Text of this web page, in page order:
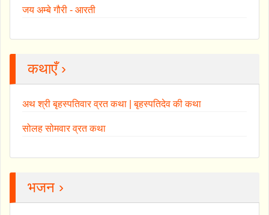
जय अम्बे गौरी - आरती
कथाएँ ›
अथ श्री बृहस्पतिवार व्रत कथा | बृहस्पतिदेव की कथा
सोलह सोमवार व्रत कथा
भजन ›